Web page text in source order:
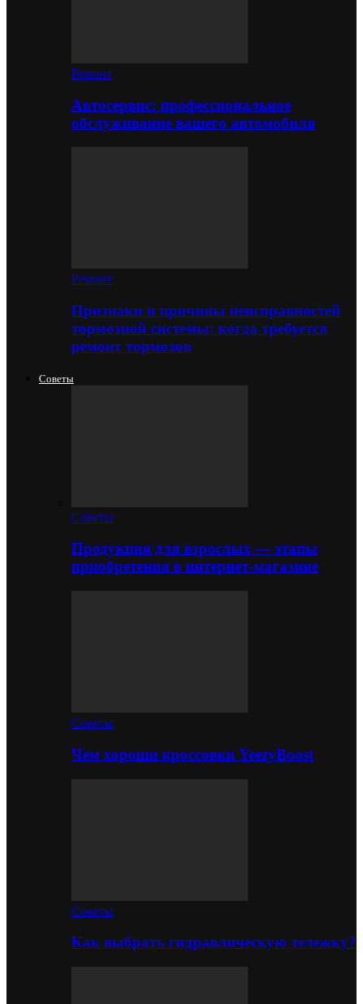
Ремонт
Автосервис: профессиональное
обслуживание вашего автомобиля
Ремонт
Признаки и причины неисправностей
тормозной системы: когда требуется
ремонт тормозов
Советы
Советы
Продукция для взрослых — этапы
приобретения в интернет-магазине
Советы
Чем хороши кроссовки YeezyBoost
Советы
Как выбрать гидравлическую тележку?